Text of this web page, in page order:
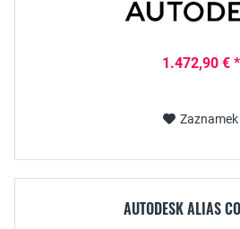
1.472,90 € *
Zaznamek
AUTODESK ALIAS